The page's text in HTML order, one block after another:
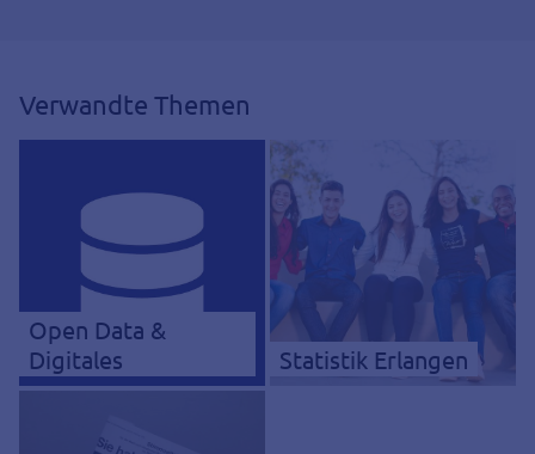
Verwandte Themen
Open Data &
Digitales
Statistik Erlangen